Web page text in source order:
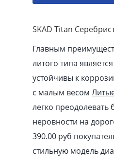
SKAD Titan
Главным
литого типа
устойчивы к
с малым весом
легко
неровности на
390.00 pуб
стильную модель